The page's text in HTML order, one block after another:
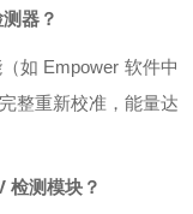
器？
如 Empower 软件中
整重新校准，能量达
检测模块？